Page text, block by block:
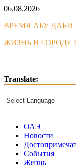
Skip
content
06.08.2026
ВРЕМЯ АБУ ДАБИ
ЖИЗНЬ В ГОРОДЕ
Translate:
ОАЭ
Новости
События
Жизнь